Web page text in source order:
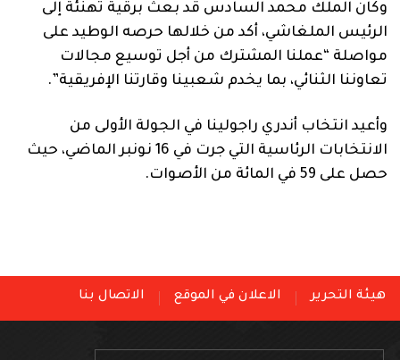
وكان الملك محمد السادس قد بعث برقية تهنئة إلى
الرئيس الملغاشي، أكد من خلالها حرصه الوطيد على
مواصلة “عملنا المشترك من أجل توسيع مجالات
تعاوننا الثنائي، بما يخدم شعبينا وقارتنا الإفريقية”.
وأعيد انتخاب أندري راجولينا في الجولة الأولى من
الانتخابات الرئاسية التي جرت في 16 نونبر الماضي، حيث
حصل على 59 في المائة من الأصوات.
هيئة التحرير الاعلان في الموقع الاتصال بنا